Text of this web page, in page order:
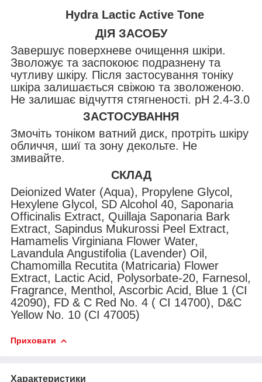
Hydra Lactic Active Tone
ДІЯ ЗАСОБУ
Завершує поверхневе очищення шкіри.
Зволожує та заспокоює подразнену та
чутливу шкіру. Після застосування тоніку
шкіра залишається свіжою та зволоженою.
Не залишає відчуття стягненості. pH 2.4-3.0
ЗАСТОСУВАННЯ
Змочіть тоніком ватний диск, протріть шкіру
обличчя, шиї та зону декольте. Не
змивайте.
СКЛАД
Deionized Water (Aqua), Propylene Glycol,
Hexylene Glycol, SD Alcohol 40, Saponaria
Officinalis Extract, Quillaja Saponaria Bark
Extract, Sapindus Mukurossi Peel Extract,
Hamamelis Virginiana Flower Water,
Lavandula Angustifolia (Lavender) Oil,
Chamomilla Recutita (Matricaria) Flower
Extract, Lactic Acid, Polysorbate-20, Farnesol,
Fragrance, Menthol, Ascorbic Acid, Blue 1 (CI
42090), FD & C Red No. 4 ( CI 14700), D&C
Yellow No. 10 (CI 47005)
Приховати
Характеристики